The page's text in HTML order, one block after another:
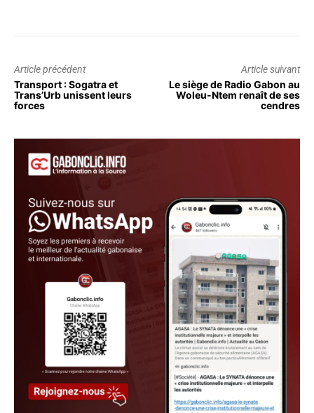
Article précédent
Transport : Sogatra et
Trans’Urb unissent leurs
forces
Article suivant
Le siège de Radio Gabon au
Woleu-Ntem renaît de ses
cendres